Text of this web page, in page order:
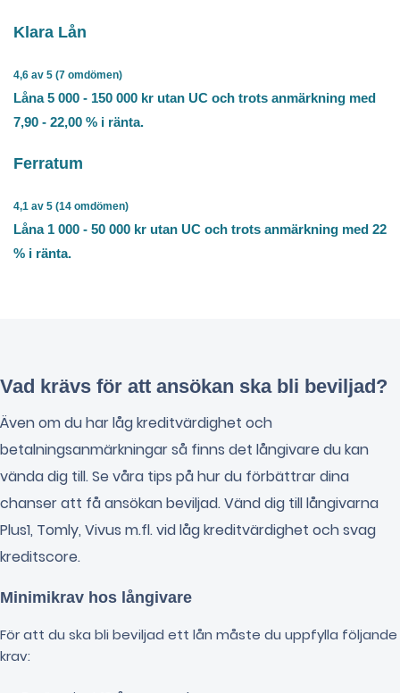
Klara Lån
4,6 av 5 (7 omdömen)
Låna 5 000 - 150 000 kr utan UC och trots anmärkning med
7,90 - 22,00 % i ränta.
Ferratum
4,1 av 5 (14 omdömen)
Låna 1 000 - 50 000 kr utan UC och trots anmärkning med 22
% i ränta.
Vad krävs för att ansökan ska bli beviljad?
Även om du har låg kreditvärdighet och
betalningsanmärkningar så finns det långivare du kan
vända dig till. Se våra tips på hur du förbättrar dina
chanser att få ansökan beviljad. Vänd dig till långivarna
Plus1, Tomly, Vivus m.fl. vid låg kreditvärdighet och svag
kreditscore.
Minimikrav hos långivare
För att du ska bli beviljad ett lån måste du uppfylla följande
krav: